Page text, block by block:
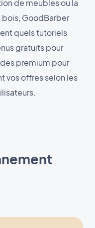
de meubles ou la
GoodBarber
quels tutoriels
gratuits pour
premium pour
vos offres selon les